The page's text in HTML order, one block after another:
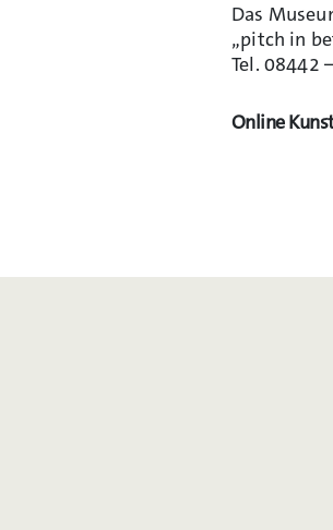
Das
„pitch in
Tel. 08442
Online